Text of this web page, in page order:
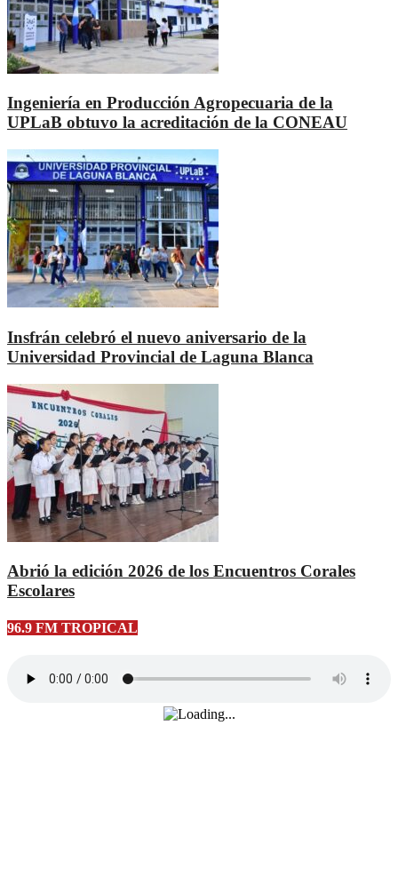
Ingeniería en Producción Agropecuaria de la
UPLaB obtuvo la acreditación de la CONEAU
Insfrán celebró el nuevo aniversario de la
Universidad Provincial de Laguna Blanca
Abrió la edición 2026 de los Encuentros Corales
Escolares
96.9 FM TROPICAL